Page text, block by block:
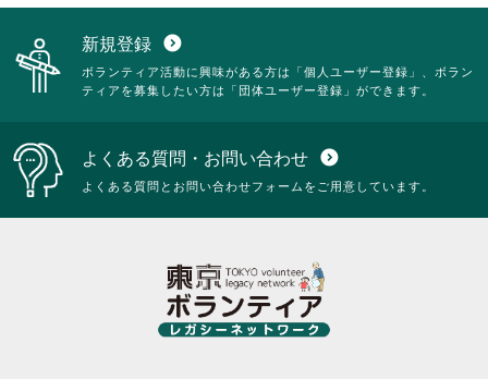
新規登録 expand_circle_down
ボランティア活動に興味がある方は「個人ユーザー登録」、ボラン
ティアを募集したい方は「団体ユーザー登録」ができます。
よくある質問・お問い合わせ expand_circle_down
よくある質問とお問い合わせフォームをご用意しています。